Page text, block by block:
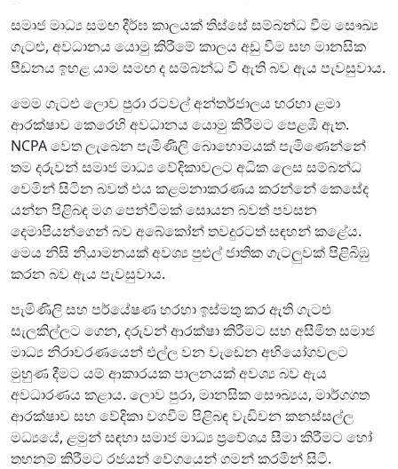
සමාජ මාධ්‍ය සමඟ දීර්ඝ කාලයක් තිස්සේ සම්බන්ධ වීම සෞඛ්‍ය
ගැටළු, අවධානය යොමු කිරීමේ කාලය අඩු වීම සහ මානසික
පීඩනය ඉහළ යාම සමඟ ද සම්බන්ධ වී ඇති බව ඇය පැවසුවාය.
මෙම ගැටළු ලොව පුරා රටවල් අන්තර්ජාලය හරහා ළමා
ආරක්ෂාව කෙරෙහි අවධානය යොමු කිරීමට පෙළඹී ඇත.
NCPA වෙත ලැබෙන පැමිණිලි බොහොමයක් පැමිණෙන්නේ
තම දරුවන් සමාජ මාධ්‍ය වේදිකාවලට අධික ලෙස සම්බන්ධ
වෙමින් සිටින බවත් එය කළමනාකරණය කරන්නේ කෙසේද
යන්න පිළිබඳ මග පෙන්වීමක් සොයන බවත් පවසන
දෙමාපියන්ගෙන් බව අබේකෝන් තවදුරටත් සඳහන් කළේය.
මෙය නිසි නියාමනයක් අවශ්‍ය පුළුල් ජාතික ගැටලුවක් පිළිබිඹු
කරන බව ඇය පැවසුවාය.
පැමිණිලි සහ පර්යේෂණ හරහා ඉස්මතු කර ඇති ගැටළු
සැලකිල්ලට ගෙන, දරුවන් ආරක්ෂා කිරීමට සහ අසීමිත සමාජ
මාධ්‍ය නිරාවරණයෙන් එල්ල වන වැඩෙන අභියෝගවලට
මුහුණ දීමට යම් ආකාරයක පාලනයක් අවශ්‍ය බව ඇය
අවධාරණය කළාය. ලොව පුරා, මානසික සෞඛ්‍යය, මාර්ගගත
ආරක්ෂාව සහ වේදිකා වගවීම පිළිබඳ වැඩිවන කනස්සල්ල
මධ්‍යයේ, ළමුන් සඳහා සමාජ මාධ්‍ය ප්‍රවේශය සීමා කිරීමට හෝ
තහනම් කිරීමට රජයන් වේගයෙන් ගමන් කරමින් සිටී.